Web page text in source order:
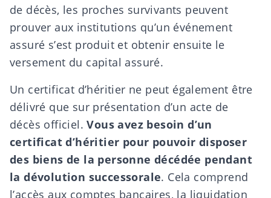
de décès, les proches survivants peuvent
prouver aux institutions qu’un événement
assuré s’est produit et obtenir ensuite le
versement du capital assuré.
Un certificat d’héritier ne peut également être
délivré que sur présentation d’un acte de
décès officiel.Vous avez besoin d’un
certificat d’héritier pour pouvoir disposer
des biens de la personne décédée pendant
la dévolution successorale. Cela comprend
l’accès aux comptes bancaires, la liquidation